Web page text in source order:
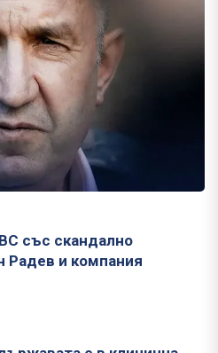
със скандално
и компания